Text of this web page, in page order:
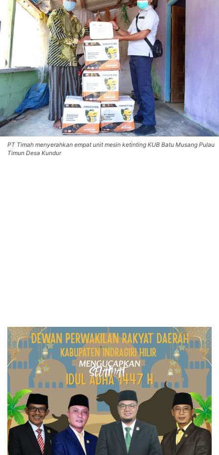
PT Timah menyerahkan empat unit mesin ketinting KUB Batu Musang Pulau
Timun Desa Kundur